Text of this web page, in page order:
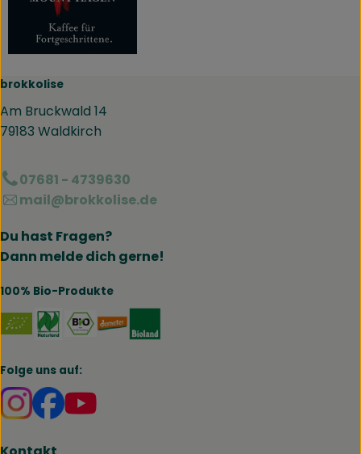
brokkolise
Am Bruckwald 14
79183 Waldkirch
07681 - 4739630
mail@brokkolise.de
Du hast Fragen?
Dann melde dich gerne!
100% Bio-Produkte
Externer Link zu https://www.naturland.de/de/
Externer Link zu https://www.bmel.de/
Folge uns auf:
Externer Link zu https://www.instagram.com/
Externer Link zu https://www.facebook.com/